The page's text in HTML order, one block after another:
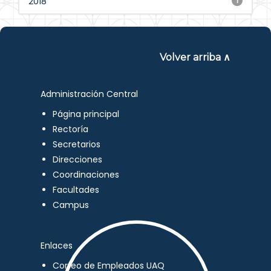
Volver arriba ∧
Administración Central
Página principal
Rectoría
Secretarios
Direcciones
Coordinaciones
Facultades
Campus
Enlaces
Correo de Empleados UAQ